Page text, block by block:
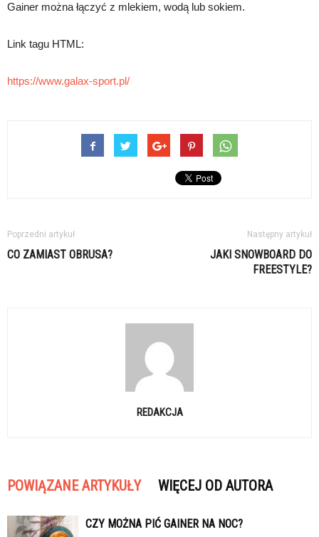
Gainer można łączyć z mlekiem, wodą lub sokiem.
Link tagu HTML:
https://www.galax-sport.pl/
Poprzedni artykuł
CO ZAMIAST OBRUSA?
Następny artykuł
JAKI SNOWBOARD DO
FREESTYLE?
REDAKCJA
POWIĄZANE ARTYKUŁY WIĘCEJ OD AUTORA
CZY MOŻNA PIĆ GAINER NA NOC?